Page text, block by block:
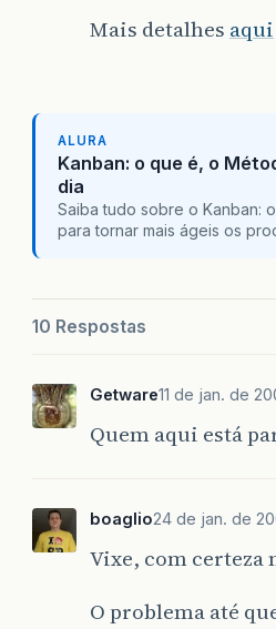
Mais detalhes aqui
ALURA
Kanban: o que é, o
dia
Saiba tudo sobre o Kanban:
para tornar mais ágeis os
10 Respostas
Getware11 de jan. de
Quem aqui está
boaglio24 de jan. de
Vixe, com
O problema até